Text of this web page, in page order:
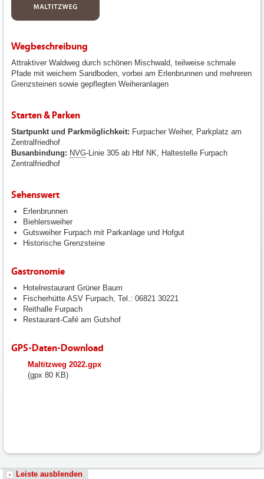
Wegbeschreibung
Attraktiver Waldweg durch schönen Mischwald, teilweise schmale
Pfade mit weichem Sandboden, vorbei am Erlenbrunnen und mehreren
Grenzsteinen sowie gepflegten Weiheranlagen
Starten & Parken
Startpunkt und Parkmöglichkeit: Furpacher Weiher, Parkplatz am
Zentralfriedhof
Busanbindung: NVG-Linie 305 ab Hbf NK, Haltestelle Furpach
Zentralfriedhof
Sehenswert
Erlenbrunnen
Biehlersweiher
Gutsweiher Furpach mit Parkanlage und Hofgut
Historische Grenzsteine
Gastronomie
Hotelrestaurant Grüner Baum
Fischerhütte ASV Furpach, Tel.: 06821 30221
Reithalle Furpach
Restaurant-Café am Gutshof
GPS-Daten-Download
fileadmin/user_upload/neunkirchen/10_Dateien-
Hochladen/102_Dateien-
Maltitzweg 2022.gpx
(gpx 80 KB)
Leiste ausblenden